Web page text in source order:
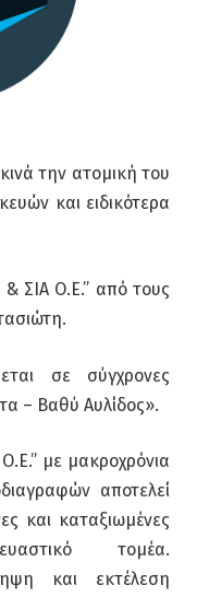
την ατομική του
και ειδικότερα
ΣΙΑ Ο.Ε.” από τους
σε σύγχρονες
– Βαθύ Αυλίδος».
με μακροχρόνια
αποτελεί
και καταξιωμένες
τομέα.
και εκτέλεση